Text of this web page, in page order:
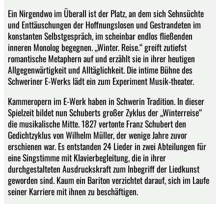
Ein Nirgendwo im Überall ist der Platz, an dem sich Sehnsüchte
und Enttäuschungen der Hoffnungslosen und Gestrandeten im
konstanten Selbstgespräch, im scheinbar endlos fließenden
inneren Monolog begegnen. „Winter. Reise.“ greift zutiefst
romantische Metaphern auf und erzählt sie in ihrer heutigen
Allgegenwärtigkeit und Alltäglichkeit. Die intime Bühne des
Schweriner E-Werks lädt ein zum Experiment Musik-theater.
Kammeropern im E-Werk haben in Schwerin Tradition. In dieser
Spielzeit bildet nun Schuberts großer Zyklus der „Winterreise“
die musikalische Mitte. 1827 vertonte Franz Schubert den
Gedichtzyklus von Wilhelm Müller, der wenige Jahre zuvor
erschienen war. Es entstanden 24 Lieder in zwei Abteilungen für
eine Singstimme mit Klavierbegleitung, die in ihrer
durchgestalteten Ausdruckskraft zum Inbegriff der Liedkunst
geworden sind. Kaum ein Bariton verzichtet darauf, sich im Laufe
seiner Karriere mit ihnen zu beschäftigen.